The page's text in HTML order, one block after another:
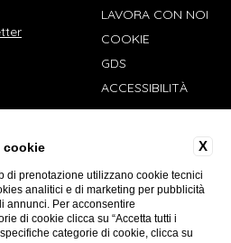
LAVORA CON NOI
COOKIE
GDS
ACCESSIBILITÀ
X
cookie
di prenotazione utilizzano cookie tecnici
analitici e di marketing per pubblicità
annunci. Per acconsentire
di cookie clicca su “Accetta tutti i
categorie di cookie, clicca su